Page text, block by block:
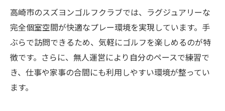
高崎市のスズヨンゴルフクラブでは、ラグジュアリーな
完全個室空間が快適なプレー環境を実現しています。手
ぶらで訪問できるため、気軽にゴルフを楽しめるのが特
徴です。さらに、無人運営により自分のペースで練習で
き、仕事や家事の合間にも利用しやすい環境が整ってい
ます。